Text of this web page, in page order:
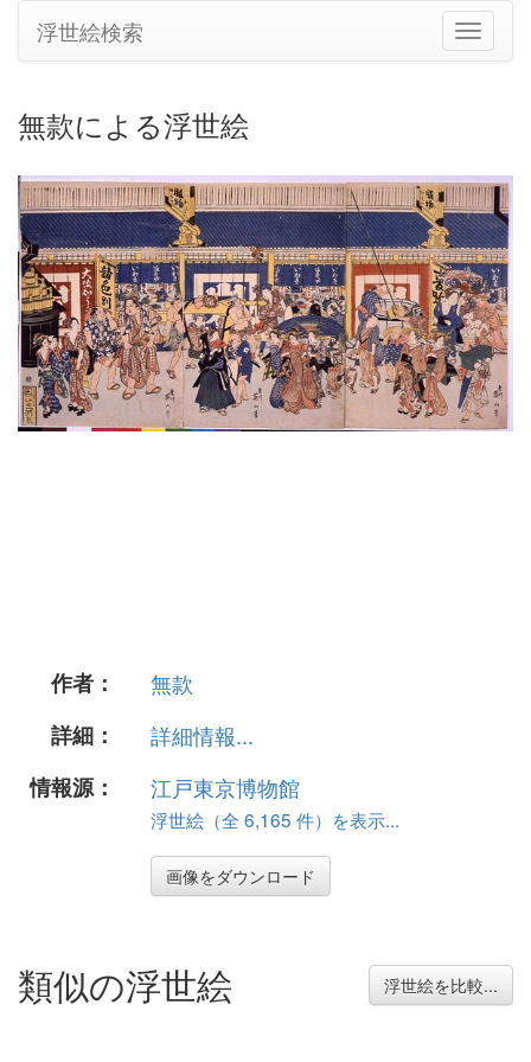
ナ
ビ
ン
の
切
り
替
え
浮世絵検索
無款による浮世絵
作者：
無款
詳細：
詳細情報...
情報源：
江戸東京博物館
浮世絵（全 6,165 件）を表示...
画像をダウンロード
類似の浮世絵 浮世絵を比較...